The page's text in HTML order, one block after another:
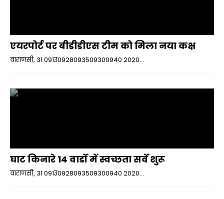
एयरपोर्ट पर बीडीडीएस टीम को मिला नया कक्ष
वाराणसी, 31 091उ0928093509300940 2020...
घाट किनारे 14 वार्डो में स्वच्छता सर्वे शुरू
वाराणसी, 31 091उ0928093509300940 2020...